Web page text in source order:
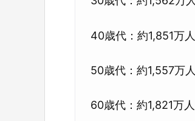
40歳代：約1,851万人
50歳代：約1,557万人
60歳代：約1,821万人